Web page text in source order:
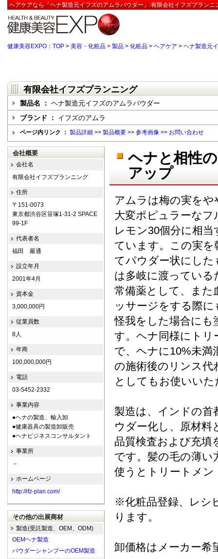
ヘアケアなら「ヘナ製造元イフズのアムラパウダー」:有限会社イフズプランニ
健康美容EXPO：TOP > 美容・化粧品 > 製品 > 化粧品 > ヘアケア > ヘナ製造元
有限会社イフズプランニング
製品名 ： ヘナ製造元イフズのアムラパウダー
ブランド ： イフズのアムラ
ページ内リンク ： 製品詳細 >> 製品概要 >> 参考画像 >> お問い合わせ
ヘナと相性
アップ
アムラは梅の実を
大変ポピュラーな
レモン30個分に相
ています。この実
てパウダー状にし
は多岐に渡ってい
常備薬として、また
ッサージをする際
怪我をした場合に
す。ヘナ同様にトリ
で、ヘナに10%未満
の施術後のリンス
としてもお使いい
製造は、インドの首
ウダー化し、原材料
品質検査および充填
です。髪の毛の薄
使うとトリートメン
※化粧品登録、レシ
ります。
卸価格はメーカー希
会社概要
会社名
有限会社イフズプランニング
住所
〒151-0073
東京都渋谷区笹塚1-31-2 SPACE
99-1F
代表者名
福田 嚴通
設立年月
2001年4月
資本金
3,000,000円
従業員数
8人
年商
100,000,000円
電話
03-5452-2332
事業内容
●ヘナの製造、輸入卸
●健康器具の製造卸販売
●ヘナビジネスコンサルタント
事業所
－
ホームページ
http://ifz-plan.com/
その他の出展商材
製造(受託製造、OEM、ODM)
OEMヘナ製造
パウダーシャンプーのOEM製造